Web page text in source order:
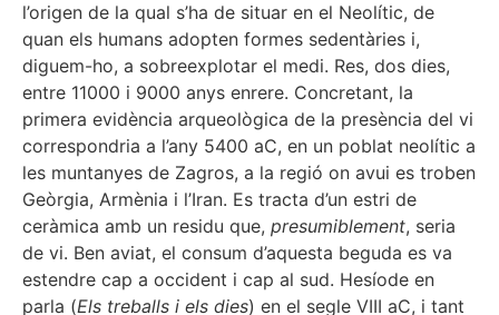
l’origen de la qual s’ha de situar en el Neolític, de
quan els humans adopten formes sedentàries i,
diguem-ho, a sobreexplotar el medi. Res, dos dies,
entre 11000 i 9000 anys enrere. Concretant, la
primera evidència arqueològica de la presència del vi
correspondria a l’any 5400 aC, en un poblat neolític a
les muntanyes de Zagros, a la regió on avui es troben
Geòrgia, Armènia i l’Iran. Es tracta d’un estri de
ceràmica amb un residu que, presumiblement, seria
de vi. Ben aviat, el consum d’aquesta beguda es va
estendre cap a occident i cap al sud. Hesíode en
parla (Els treballs i els dies) en el segle VIII aC, i tant